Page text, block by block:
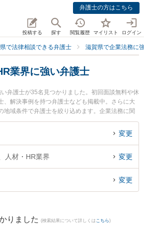
弁護士の方はこちら
投稿する 探す 閲覧履歴 マイリスト ログイン
で法律相談できる弁護士 滋賀県で企業法務に
業界に強い弁護士
弁護士が35名見つかりました。初回面談無料や休
、解決事例を持つ弁護士なども掲載中。さらに大
地域条件で弁護士を絞り込めます。企業法務に関
書作成・リーガルチェック、雇用契約書・就業規
り込み検索もでき便利です。特に東京スタートア
の菅井 勇人弁護士やベリーベスト法律事務所 滋
、強みなどが注目されています。『滋賀県で土日
界のトラブルを今すぐに弁護士に相談したい』
決の実績豊富な近くの弁護士を検索したい』『初
変更
人材・HR業界 変更
変更
りました (検索結果について詳しくは こちら)